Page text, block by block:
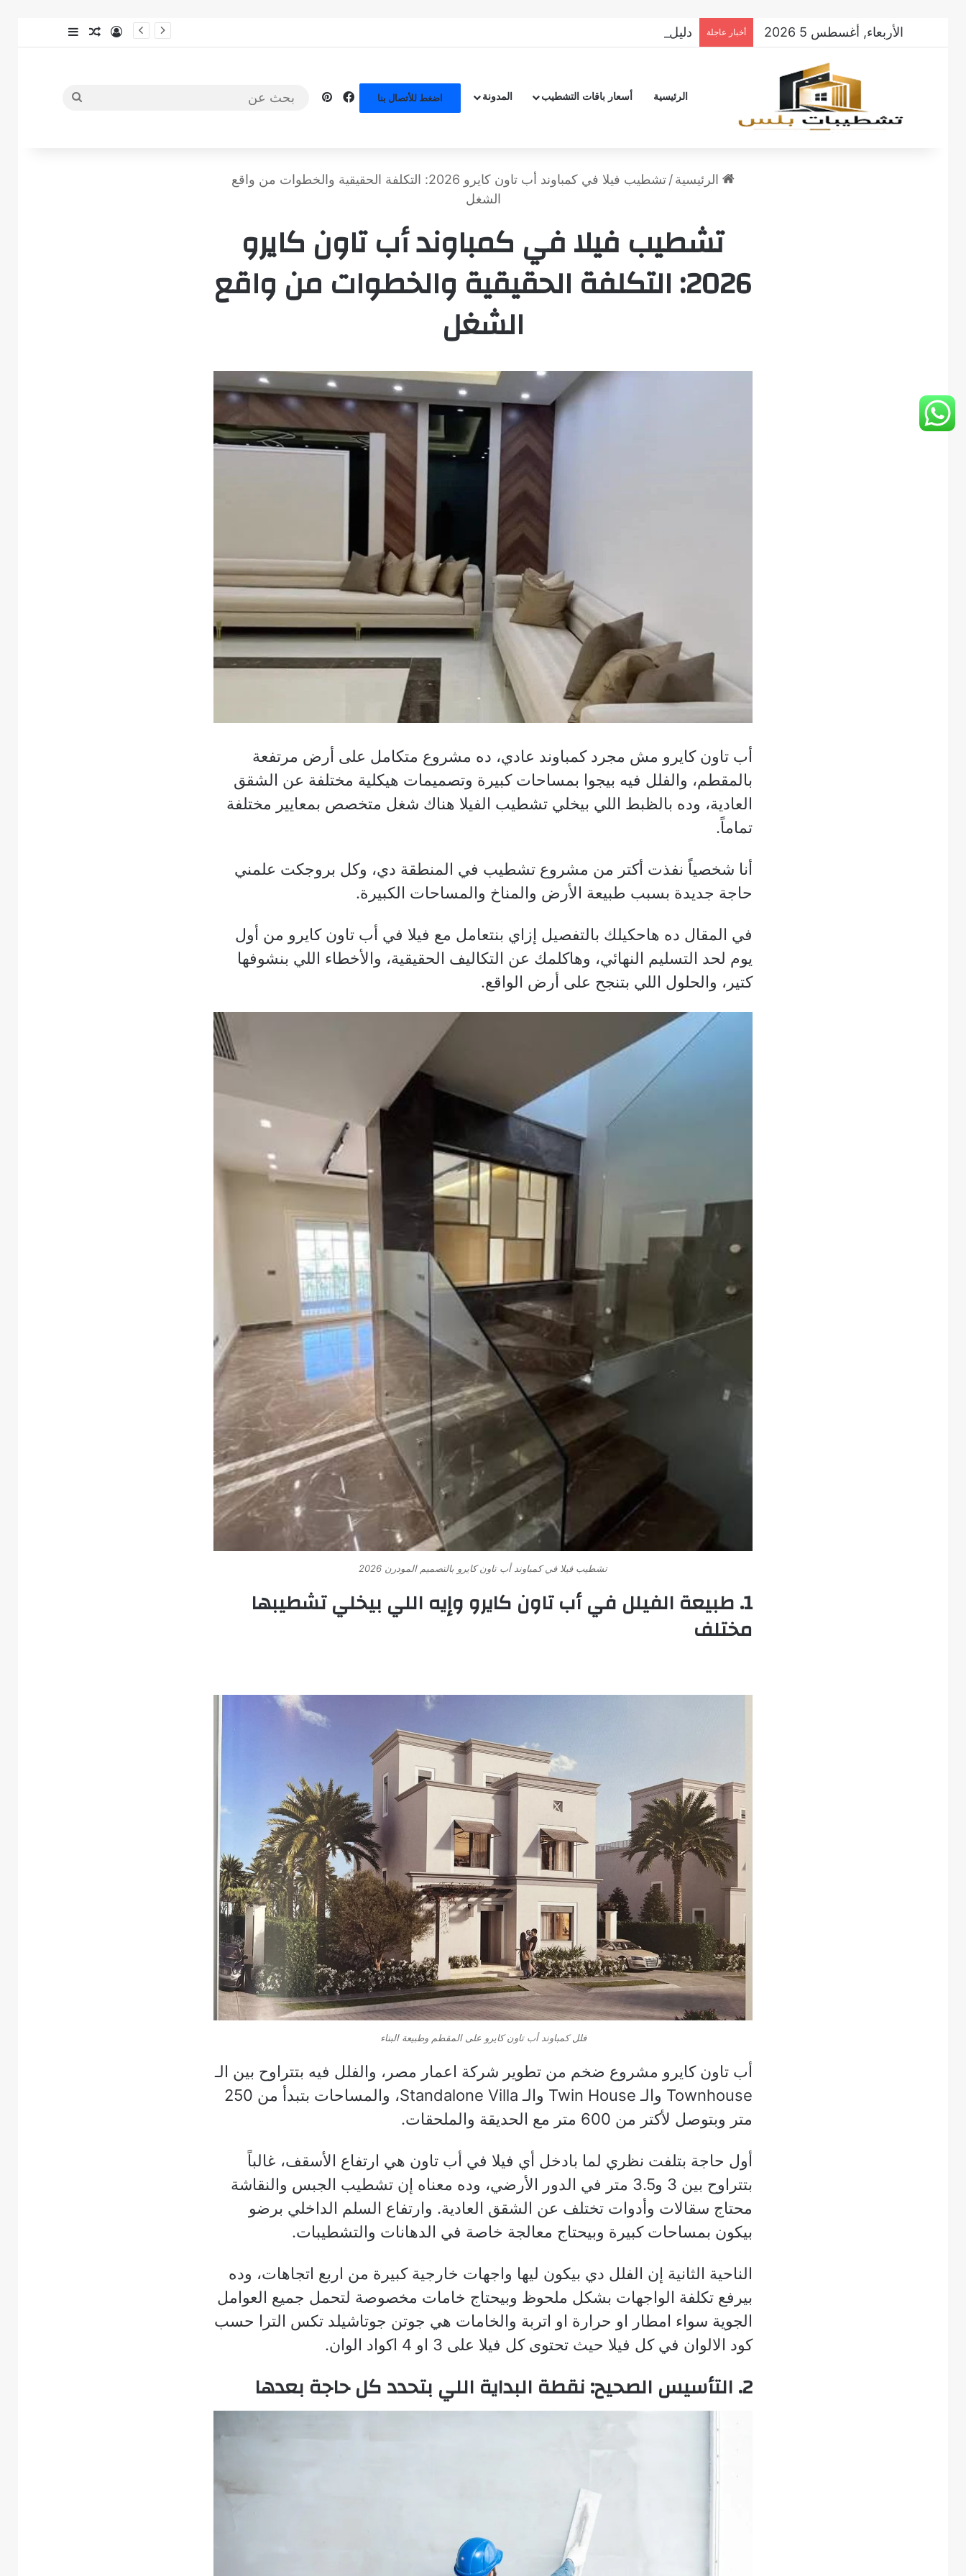
الأربعاء, أغسطس 5 2026 أخبار عاجلة دليل تشطيب الشقق الفندقية والسياحية: كيف تحقق أعلى عائد استثماري؟
الرئيسية أسعار باقات التشطيب المدونة اضغط للأتصال بنا
الرئيسية/
تشطيب فيلا في كمباوند أب تاون كايرو 2026: التكلفة الحقيقية والخطوات من واقع
الشغل
تشطيب فيلا في كمباوند أب تاون كايرو
2026: التكلفة الحقيقية والخطوات من واقع
الشغل
أب تاون كايرو مش مجرد كمباوند عادي، ده مشروع متكامل على أرض مرتفعة
بالمقطم، والفلل فيه بيجوا بمساحات كبيرة وتصميمات هيكلية مختلفة عن الشقق
العادية، وده بالظبط اللي بيخلي تشطيب الفيلا هناك شغل متخصص بمعايير مختلفة
تماماً.
أنا شخصياً نفذت أكتر من مشروع تشطيب في المنطقة دي، وكل بروجكت علمني
حاجة جديدة بسبب طبيعة الأرض والمناخ والمساحات الكبيرة.
في المقال ده هاحكيلك بالتفصيل إزاي بنتعامل مع فيلا في أب تاون كايرو من أول
يوم لحد التسليم النهائي، وهاكلمك عن التكاليف الحقيقية، والأخطاء اللي بنشوفها
كتير، والحلول اللي بتنجح على أرض الواقع.
تشطيب فيلا في كمباوند أب تاون كايرو بالتصميم المودرن 2026
1. طبيعة الفيلل في أب تاون كايرو وإيه اللي بيخلي تشطيبها
مختلف
فلل كمباوند أب تاون كايرو على المقطم وطبيعة البناء
أب تاون كايرو مشروع ضخم من تطوير شركة اعمار مصر، والفلل فيه بتتراوح بين الـ
Townhouse والـ Twin House والـ Standalone Villa، والمساحات بتبدأ من 250
متر وبتوصل لأكتر من 600 متر مع الحديقة والملحقات.
أول حاجة بتلفت نظري لما بادخل أي فيلا في أب تاون هي ارتفاع الأسقف، غالباً
بتتراوح بين 3 و3.5 متر في الدور الأرضي، وده معناه إن تشطيب الجبس والنقاشة
محتاج سقالات وأدوات تختلف عن الشقق العادية. وارتفاع السلم الداخلي برضو
بيكون بمساحات كبيرة وبيحتاج معالجة خاصة في الدهانات والتشطيبات.
الناحية الثانية إن الفلل دي بيكون ليها واجهات خارجية كبيرة من اربع اتجاهات، وده
بيرفع تكلفة الواجهات بشكل ملحوظ وبيحتاج خامات مخصوصة لتحمل جميع العوامل
الجوية سواء امطار او حرارة او اتربة والخامات هي جوتن جوتاشيلد تكس الترا حسب
كود الالوان في كل فيلا حيث تحتوى كل فيلا على 3 او 4 اكواد الوان.
2. التأسيس الصحيح: نقطة البداية اللي بتحدد كل حاجة بعدها